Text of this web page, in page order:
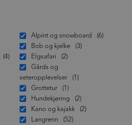
Alpint og snowboard
(6)
Bob og kjelke
(3)
(4) Elgsafari
(2)
Gårds og
seteropplevelser
(1)
Grottetur
(1)
Hundekjøring
(2)
Kano og kajakk
(2)
Langrenn
(52)